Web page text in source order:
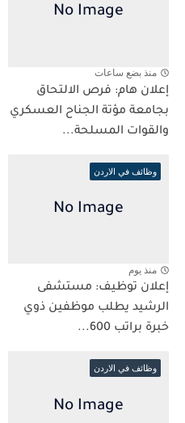
منذ بضع ساعات
إعلان هام: فرص الالتحاق
بجامعة مؤتة الجناح العسكري
والقوات المسلحة...
وظائف في الاردن
منذ يوم
إعلان توظيف: مستشفى
الرشيد يطلب موظفين ذوي
خبرة براتب 600...
وظائف في الاردن